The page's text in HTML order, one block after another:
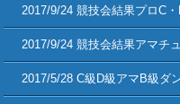
2017/9/24 競技会結果プロC
2017/9/24 競技会結果アマチ
2017/5/28 C級D級アマB級ダ